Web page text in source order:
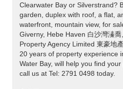
Clearwater Bay or Silverstrand?
garden, duplex with roof, a flat,
waterfront, mountain view, for
Giverny, Hebe Haven 白沙灣溱
Property Agency Limited 東豪地
20 years of property experience
Water Bay, will help you find
call us at Tel: 2791 0498 today.